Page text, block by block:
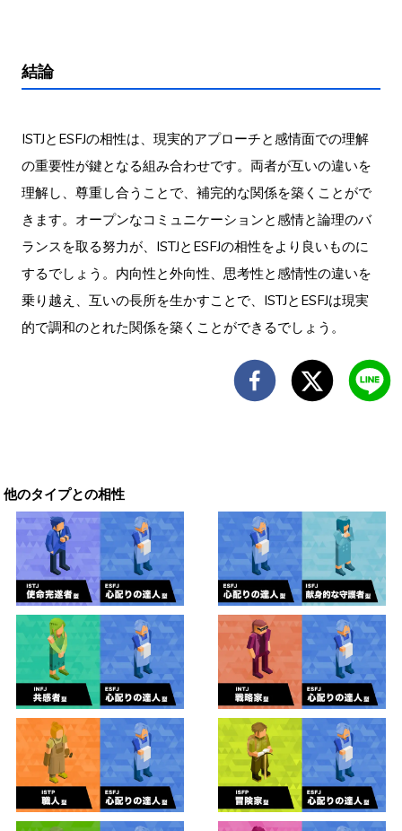
結論
ISTJとESFJの相性は、現実的アプローチと感情面での理解
の重要性が鍵となる組み合わせです。両者が互いの違いを
理解し、尊重し合うことで、補完的な関係を築くことがで
きます。オープンなコミュニケーションと感情と論理のバ
ランスを取る努力が、ISTJとESFJの相性をより良いものに
するでしょう。内向性と外向性、思考性と感情性の違いを
乗り越え、互いの長所を生かすことで、ISTJとESFJは現実
的で調和のとれた関係を築くことができるでしょう。
他のタイプとの相性